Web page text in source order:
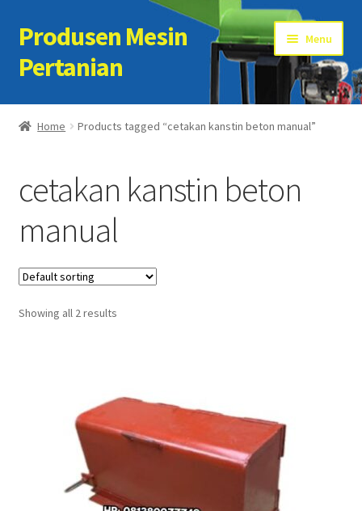
Skip
to
navigation
Skip
to
content
Produsen Mesin
Pertanian
Menu
Home
Cart
Checkout
Kontak Kami
My account
Home Products tagged “cetakan kanstin beton manual”
cetakan kanstin beton
manual
Showing all 2 results